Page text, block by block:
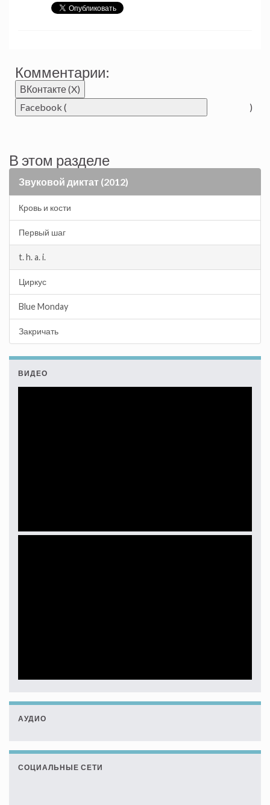
Комментарии:
ВКонтакте (X)
Facebook (
)
В этом разделе
Звуковой диктат (2012)
Кровь и кости
Первый шаг
t. h. a. i.
Циркус
Blue Monday
Закричать
ВИДЕО
АУДИО
СОЦИАЛЬНЫЕ СЕТИ